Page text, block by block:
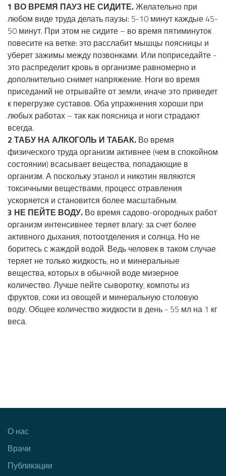
1 ВО ВРЕМЯ ПАУЗ НЕ СИДИТЕ.Желательно при
любом виде труда делать паузы: 5-10 минут каждые 45-
50 минут. При этом не сидите – во время пятиминуток
повесите на ветке: это расслабит мышцы поясницы и
уберет зажимы между позвонками. Или поприседайте -
это распределит кровь в организме равномерно и
дополнительно снимет напряжение. Ноги во время
приседаний не отрывайте от земли, иначе это приведет
к перегрузке суставов. Оба упражнения хороши при
любых работах – так как поясница и ноги страдают
всегда.
2 ТАБУ НА АЛКОГОЛЬ И ТАБАК. Во время
физического труда организм активнее (чем в спокойном
состоянии) всасывает вещества, попадающие в
организм. А поскольку этанол и никотин являются
токсичными веществами, процесс отравления
ускоряется и становится более масштабным.
3 НЕ ПЕЙТЕ ВОДУ. Во время садово-огородных работ
организм интенсивнее теряет влагу: за счет более
активного дыхания, потоотделения и солнца. Но не
боритесь с жаждой водой. Ведь человек в таком случае
теряет не только жидкость, но и минеральные
вещества, которых в обычной воде мизерное
количество. Лучше пейте сыворотку, компоты из
фруктов, соки из овощей и минеральную столовую
воду. Общее количество жидкости в день - 55 мл на 1 кг
веса.
О нас
Врачи
Публикации